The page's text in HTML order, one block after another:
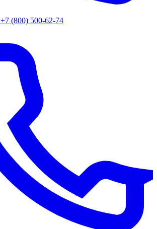
+7 (800) 500-62-74